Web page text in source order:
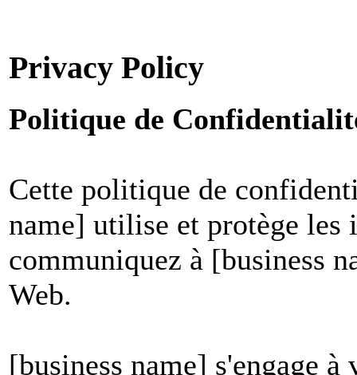
Privacy Policy
Politique de
Cette politique de
name] utilise et protège les
communiquez à [business
Web.
[business name] s'engage